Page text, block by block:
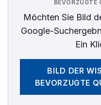
BEVORZUGTE
Möchten Sie Bild
Google-
Ein
BILD DER
BEVORZUGTE